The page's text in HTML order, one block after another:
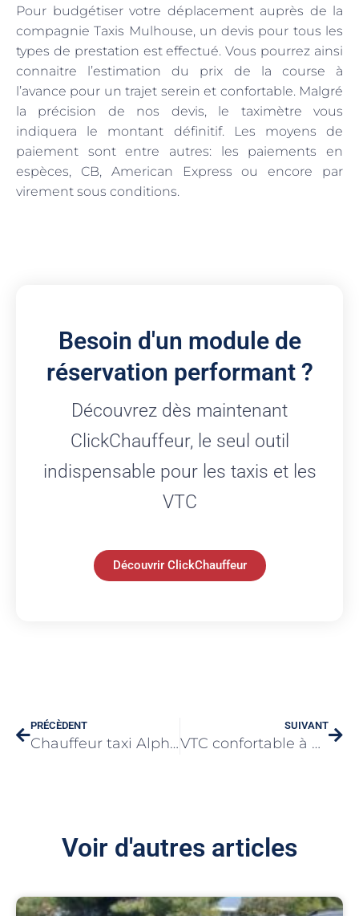
Pour budgétiser votre déplacement auprès de la
compagnie Taxis Mulhouse, un devis pour tous les
types de prestation est effectué. Vous pourrez ainsi
connaitre l’estimation du prix de la course à
l’avance pour un trajet serein et confortable. Malgré
la précision de nos devis, le taximètre vous
indiquera le montant définitif. Les moyens de
paiement sont entre autres: les paiements en
espèces, CB, American Express ou encore par
virement sous conditions.
Besoin d'un module de
réservation performant ?
Découvrez dès maintenant
ClickChauffeur, le seul outil
indispensable pour les taxis et les
VTC
Découvrir ClickChauffeur
PRÉCÈDENT
Chauffeur taxi Alpha Taxi Montpellier à votre service
SUIVANT
VTC confortable à Valence 24h/24 et 7j/7
Voir d'autres articles